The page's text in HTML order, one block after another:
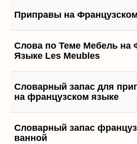
Приправы на
Слова по Теме Мебель на
Языке Les Meubles
Словарный запас для
на французском языке
Словарный запас
ванной